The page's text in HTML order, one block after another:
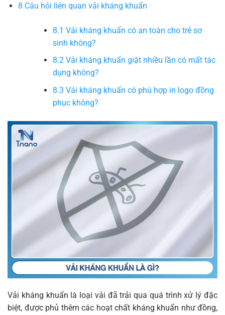
8 Câu hỏi liên quan vải kháng khuẩn
8.1 Vải kháng khuẩn có an toàn cho trẻ sơ
sinh không?
8.2Vải kháng khuẩn giặt nhiều lần có mất tác
dụng không?
8.3 Vải kháng khuẩn có phù hợp in logo đồng
phục không?
Vải kháng khuẩn là loại vải đã trải qua quá trình xử lý đặc
biệt, được phủ thêm các hoạt chất kháng khuẩn như đồng,